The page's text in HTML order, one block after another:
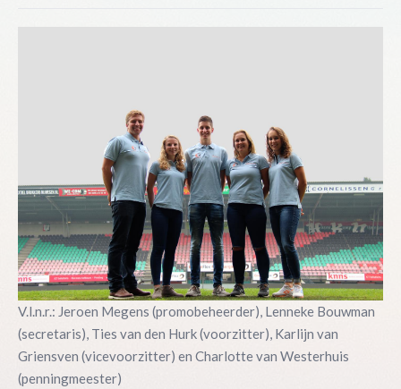
V.l.n.r.: Jeroen Megens (promobeheerder), Lenneke Bouwman
(secretaris), Ties van den Hurk (voorzitter), Karlijn van
Griensven (vicevoorzitter) en Charlotte van Westerhuis
(penningmeester)